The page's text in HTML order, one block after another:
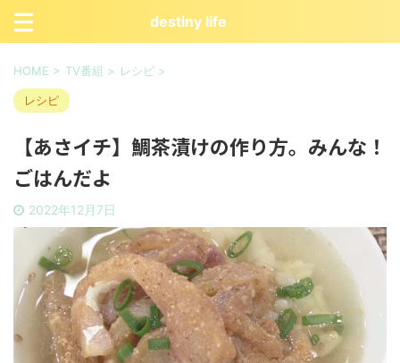
destiny life
HOME > TV番組 > レシピ >
レシピ
【あさイチ】鯛茶漬けの作り方。みんな！
ごはんだよ
2022年12月7日